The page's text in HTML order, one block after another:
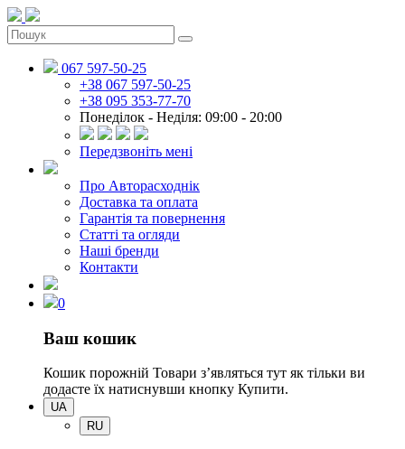
067 597-50-25
+38 067 597-50-25
+38 095 353-77-70
Понеділок - Неділя: 09:00 - 20:00
Передзвоніть мені
Про Авторасходнік
Доставка та оплата
Гарантія та повернення
Статті та огляди
Наші бренди
Контакти
0
Ваш кошик
Кошик порожній Товари зʼявляться тут як тільки ви
додасте їх натиснувши кнопку Купити.
UA
RU